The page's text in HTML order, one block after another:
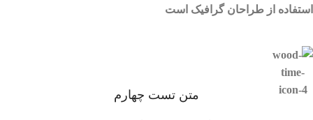
استفاده از طراحان گرافیک است
متن تست چهارم